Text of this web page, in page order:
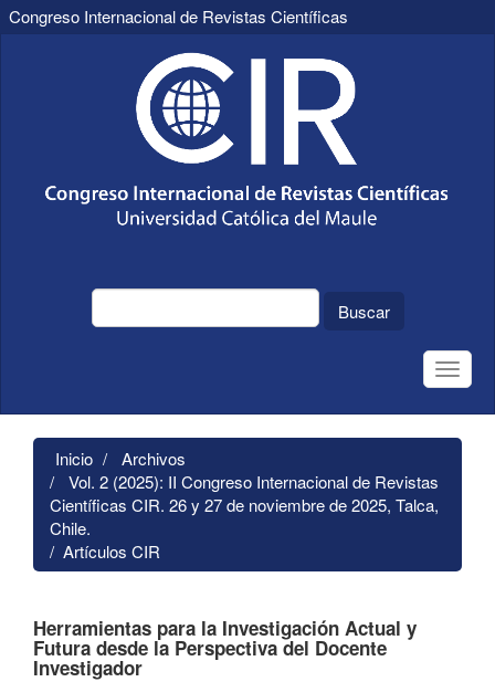
Congreso Internacional de Revistas Científicas
Buscar
Toggle
Inicio
Archivos
Vol. 2 (2025): II Congreso Internacional de Revistas
Científicas CIR. 26 y 27 de noviembre de 2025, Talca,
Chile.
Artículos CIR
Herramientas para la Investigación Actual y
Futura desde la Perspectiva del Docente
Investigador